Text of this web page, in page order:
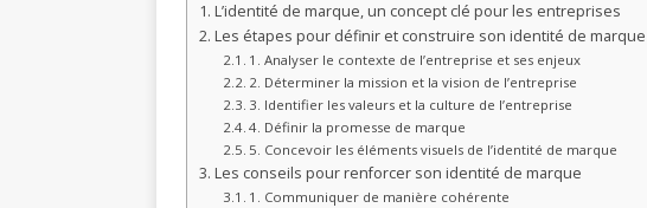
L’identité de marque, un concept clé pour les entreprises
Les étapes pour définir et construire son identité de marque
1. Analyser le contexte de l’entreprise et ses enjeux
2. Déterminer la mission et la vision de l’entreprise
3. Identifier les valeurs et la culture de l’entreprise
4. Définir la promesse de marque
5. Concevoir les éléments visuels de l’identité de marque
Les conseils pour renforcer son identité de marque
1. Communiquer de manière cohérente